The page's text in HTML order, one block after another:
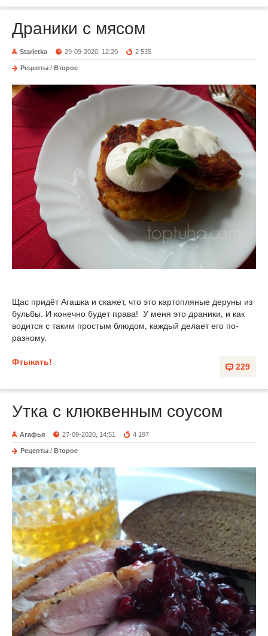
Драники с мясом
Starletka 29-09-2020, 12:20 2 535
Рецепты / Второе
Щас придёт Агашка и скажет, что это картопляные деруны из
бульбы. И конечно будет права! У меня это драники, и как
водится с таким простым блюдом, каждый делает его по-
разному.
229
Фтыкать!
Утка с клюквенным соусом
Агафья 27-09-2020, 14:51 4 197
Рецепты / Второе